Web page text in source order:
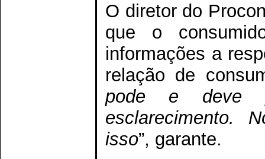
O diretor do
que o
informações a
relação de
pode e deve
esclarecimento.
isso”, garante.